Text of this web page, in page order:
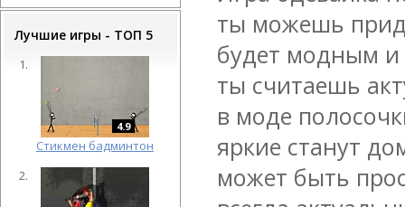
Лучшие игры - ТОП 5
4.9
Cтикмен бадминтон
ты можешь
будет модным и
ты считаешь
в моде
яркие станут
может быть